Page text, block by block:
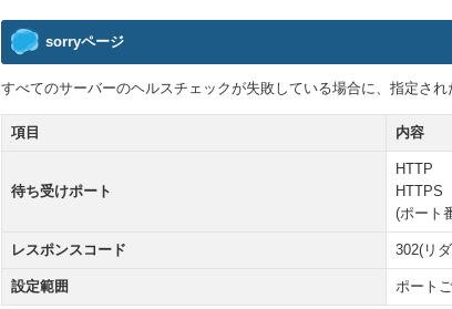
sorryページ
すべてのサーバーのヘルスチェックが失敗している場合に、指定さ
項目 内容
待ち受けポート
HTTP
HTTPS
(ポート
レスポンスコード 302(リ
設定範囲 ポート